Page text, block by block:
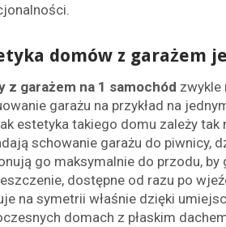
domów z garażem
z garażem na 1 samochód zwykle
garażu na przykład na
estetyka takiego domu zależy
schowanie garażu do piwnicy,
go maksymalnie do przodu,
dostępne od razu po
na symetrii właśnie dzięki
domach z płaskim